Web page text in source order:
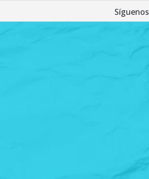
Síguenos